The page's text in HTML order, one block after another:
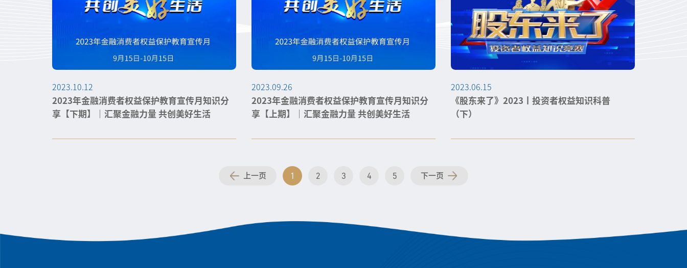
2023.10.12
2023年金融消费者权益保护教育宣传月知识分
享【下期】｜汇聚金融力量 共创美好生活
2023.09.26
2023年金融消费者权益保护教育宣传月知识分
享【上期】｜汇聚金融力量 共创美好生活
2023.06.15
《股东来了》2023丨投资者权益知识科普
（下）
上一页 1 2 3 4 5 下一页